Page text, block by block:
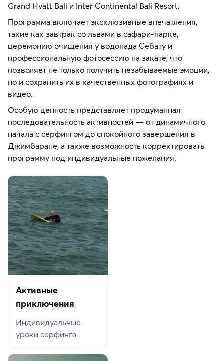
Grand Hyatt Bali и Inter Continental Bali Resort.
Программа включает эксклюзивные впечатления,
такие как завтрак со львами в сафари-парке,
церемонию очищения у водопада Себату и
профессиональную фотосессию на закате, что
позволяет не только получить незабываемые эмоции,
но и сохранить их в качественных фотографиях и
видео.
Особую ценность представляет продуманная
последовательность активностей — от динамичного
начала с серфингом до спокойного завершения в
Джимбаране, а также возможность корректировать
программу под индивидуальные пожелания.
Активные
приключения
Индивидуальные
уроки серфинга